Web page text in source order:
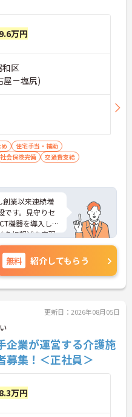
万円
和区
屋－塩尻)
住宅手当・補助
社会保険完備
交通費支給
創業以来連続増
です。見守りセ
機器を導入し夜
負担軽減を実現
ミーによる体系
専門性を高め
種転換など一人
リアパスを描け
福利厚生にくわ
て安心して働き
減できる環境で
ムを活用し夜勤
す ・仕組みで業
にゆとりを持
無料 紹介してもらう
更新日：2026年08月05日
企業が運営する介護施
募集！＜正社員＞
万円